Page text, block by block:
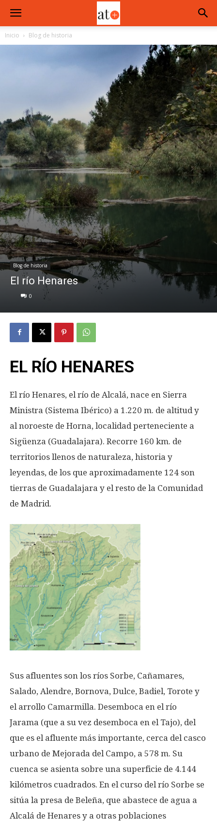
Inicio Blog de historia
Blog de historia
El río Henares
0
EL RÍO HENARES
El río Henares, el río de Alcalá, nace en Sierra
Ministra (Sistema Ibérico) a 1.220 m. de altitud y
al noroeste de Horna, localidad perteneciente a
Sigüenza (Guadalajara). Recorre 160 km. de
territorios llenos de naturaleza, historia y
leyendas, de los que aproximadamente 124 son
tierras de Guadalajara y el resto de la Comunidad
de Madrid.
Sus afluentes son los ríos Sorbe, Cañamares,
Salado, Alendre, Bornova, Dulce, Badiel, Torote y
el arrollo Camarmilla. Desemboca en el río
Jarama (que a su vez desemboca en el Tajo), del
que es el afluente más importante, cerca del casco
urbano de Mejorada del Campo, a 578 m. Su
cuenca se asienta sobre una superficie de 4.144
kilómetros cuadrados. En el curso del río Sorbe se
sitúa la presa de Beleña, que abastece de agua a
Alcalá de Henares y a otras poblaciones